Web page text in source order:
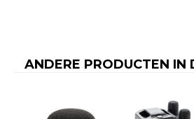
ANDERE PRODUCTEN IN